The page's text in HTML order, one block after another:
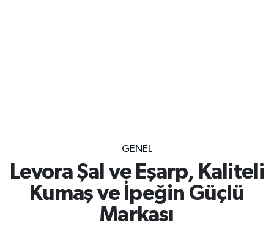
GENEL
Levora Şal ve Eşarp, Kaliteli
Kumaş ve İpeğin Güçlü
Markası